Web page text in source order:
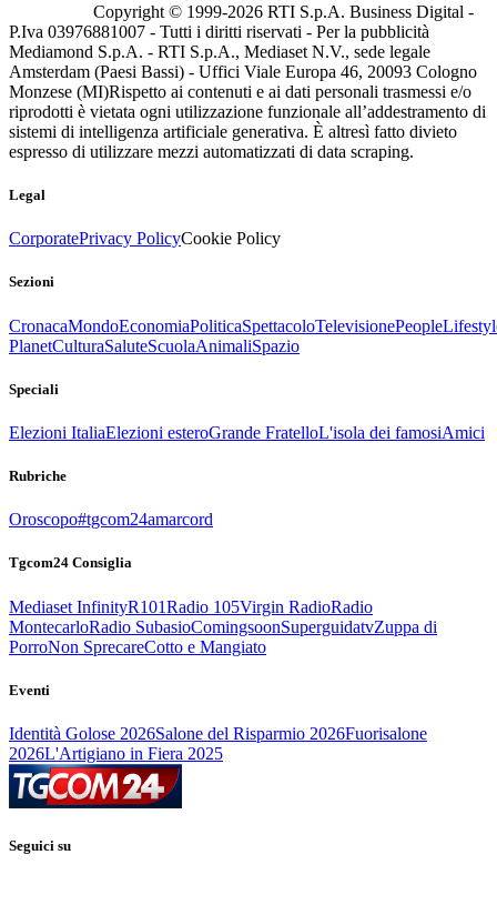
Copyright © 1999-2026 RTI S.p.A. Business Digital -
P.Iva 03976881007 - Tutti i diritti riservati - Per la pubblicità
Mediamond S.p.A. - RTI S.p.A., Mediaset N.V., sede legale
Amsterdam (Paesi Bassi) - Uffici Viale Europa 46, 20093 Cologno
Monzese (MI)Rispetto ai contenuti e ai dati personali trasmessi e/o
riprodotti è vietata ogni utilizzazione funzionale all’addestramento di
sistemi di intelligenza artificiale generativa. È altresì fatto divieto
espresso di utilizzare mezzi automatizzati di data scraping.
Legal
CorporatePrivacy PolicyCookie Policy
Sezioni
CronacaMondoEconomiaPoliticaSpettacoloTelevisionePeople
PlanetCulturaSaluteScuolaAnimaliSpazio
Speciali
Elezioni ItaliaElezioni esteroGrande FratelloL'isola dei famosiAmici
Rubriche
Oroscopo#tgcom24amarcord
Tgcom24 Consiglia
Mediaset InfinityR101Radio 105Virgin RadioRadio
MontecarloRadio SubasioComingsoonSuperguidatvZuppa di
PorroNon SprecareCotto e Mangiato
Eventi
Identità Golose 2026Salone del Risparmio 2026Fuorisalone
2026L'Artigiano in Fiera 2025
Seguici su